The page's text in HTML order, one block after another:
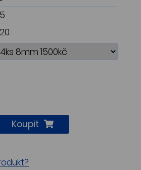
Koupit